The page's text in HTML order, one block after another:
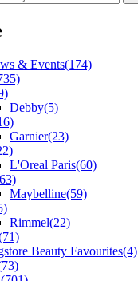
& Events(174)
Debby(5)
Garnier(23)
L'Oreal Paris(60)
Maybelline(59)
Rimmel(22)
Beauty Favourites(4)